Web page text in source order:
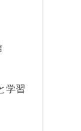
学習